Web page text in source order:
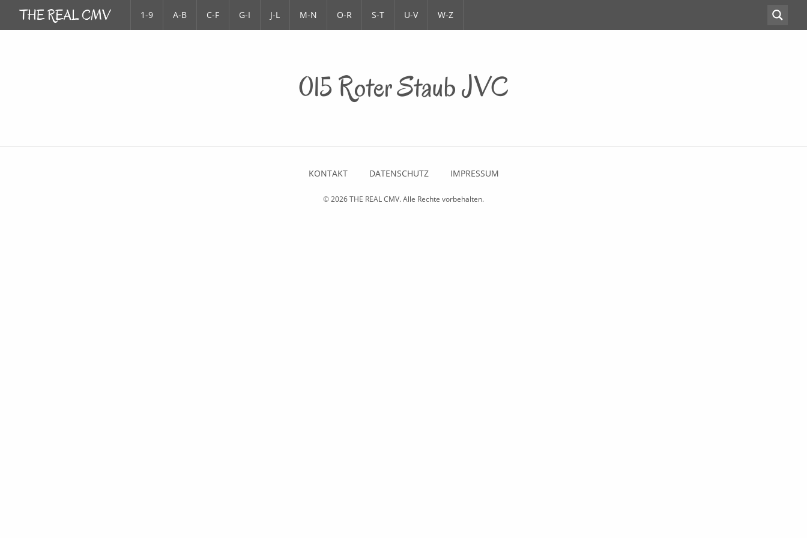
1-9 A-B C-F G-I J-L M-N O-R S-T U-V W-Z
015 Roter Staub JVC
KONTAKT DATENSCHUTZ IMPRESSUM
© 2026THE REAL CMV. Alle Rechte vorbehalten.